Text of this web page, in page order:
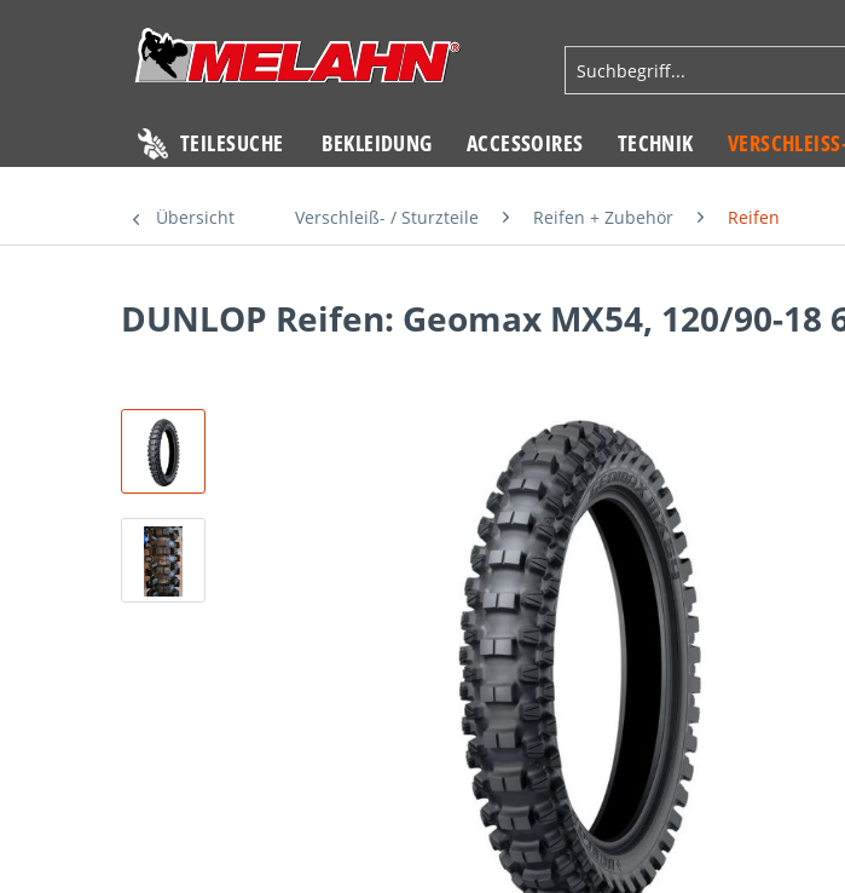
TEILESUCHE BEKLEIDUNG ACCESSOIRES TECHNIK
Übersicht Verschleiß- / Sturzteile Reifen + Zubehör Reifen
DUNLOP Reifen: Geomax MX54, 120/90-18